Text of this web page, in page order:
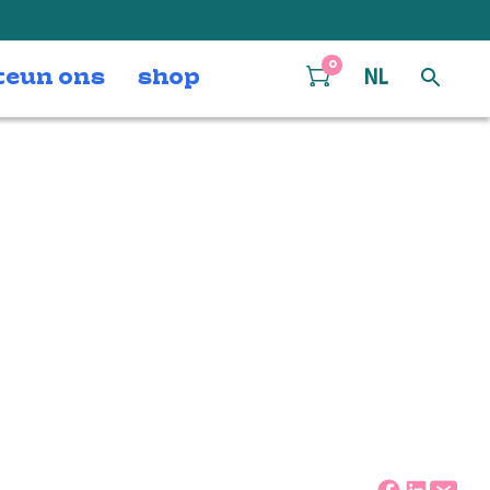
ons shop
0
NL